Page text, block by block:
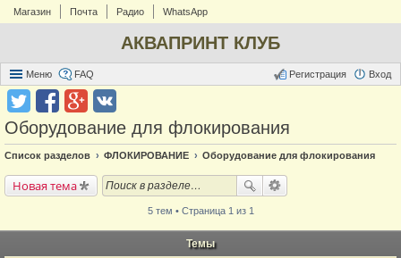
Магазин Почта Радио WhatsApp
АКВАПРИНТ КЛУБ
Меню FAQ Вход
Регистрация
Оборудование для флокирования
Список разделов ФЛОКИРОВАНИЕ Оборудование для флокирования
Новая тема
5 тем • Страница 1 из 1
Темы